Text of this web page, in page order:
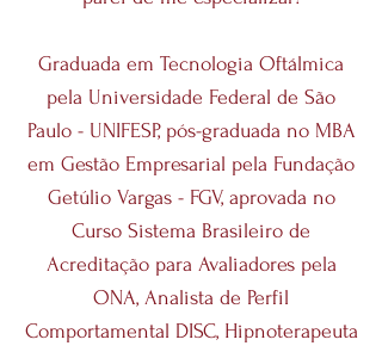
Graduada em Tecnologia Oftálmica
pela Universidade Federal de São
Paulo - UNIFESP, pós-graduada no MBA
em Gestão Empresarial pela Fundação
Getúlio Vargas - FGV, aprovada no
Curso Sistema Brasileiro de
Acreditação para Avaliadores pela
ONA, Analista de Perfil
Comportamental DISC, Hipnoterapeuta